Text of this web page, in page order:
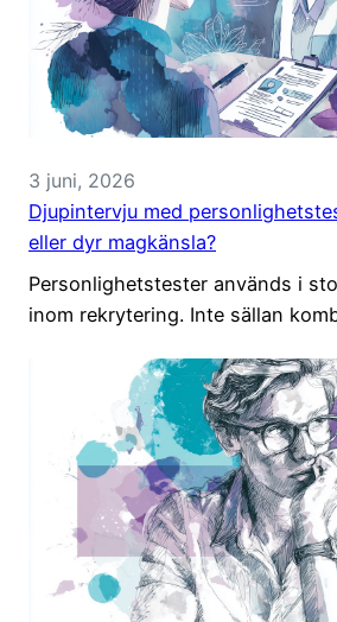
3 juni, 2026
Djupintervju med
eller dyr magkänsla?
Personlighetstester används i
inom rekrytering. Inte sällan